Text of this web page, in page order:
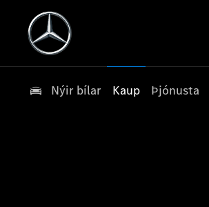
Nýir bílar Kaup Þjónusta